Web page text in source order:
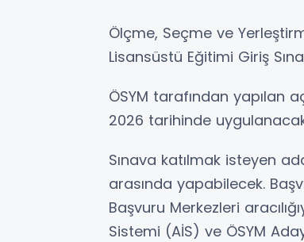
Ölçme, Seçme ve
Lisansüstü Eğitimi Giriş
ÖSYM tarafından yapılan
2026 tarihinde
Sınava katılmak isteyen
arasında yapabilecek.
Başvuru Merkezleri
Sistemi (AİS) ve ÖSYM